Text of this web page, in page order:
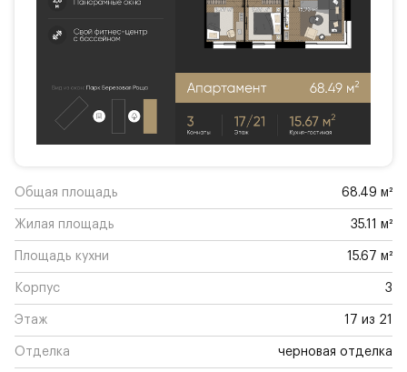
Общая площадь 68.49 м²
Жилая площадь 35.11 м²
Площадь кухни 15.67 м²
Корпус 3
Этаж 17 из 21
Отделка черновая отделка